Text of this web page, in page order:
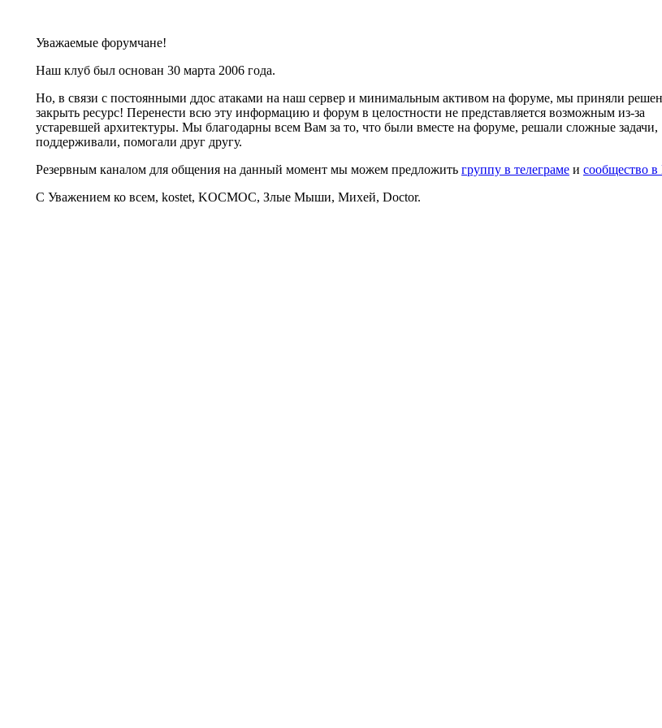
Уважаемые форумчане!
Наш клуб был основан 30 марта 2006 года.
Но, в связи с постоянными ддос атаками на наш сервер и минимальным активом на форуме, мы приняли
закрыть ресурс! Перенести всю эту информацию и форум в целостности не представляется возможным из-за
устаревшей архитектуры. Мы благодарны всем Вам за то, что были вместе на форуме, решали сложные задачи,
поддерживали, помогали друг другу.
Резервным каналом для общения на данный момент мы можем предложить группу в телеграме и сообщество
С Уважением ко всем, kostet, KOCMOC, Злые Мыши, Михей, Doctor.